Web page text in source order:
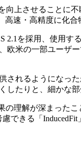
上させることに
速・高精度に化合
を採用、使用す
米の一部ユーザ
れるようになっ
たりと、細かな部
理解が深まった
できる「